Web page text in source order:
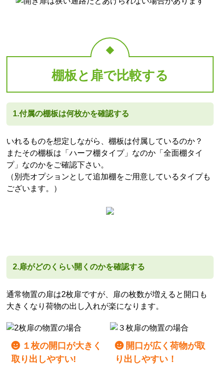
棚板と扉で比較する
1.付属の棚板は何枚かを確認する
いれるものを想定しながら、棚板は付属しているのか？
またその棚板は「ハーフ棚タイプ」なのか「全面棚タイ
プ」なのかをご確認下さい。
（別売オプションとして追加棚をご用意しているタイプも
ございます。）
2.扉がどのくらい開くのかを確認する
通常物置の扉は2枚扉ですが、扉の枚数が増えると開口も
大きくなり荷物の出し入れが楽になります。
１枚の開口が大きく
取り出しやすい!
開口が広く荷物が取
り出しやすい！